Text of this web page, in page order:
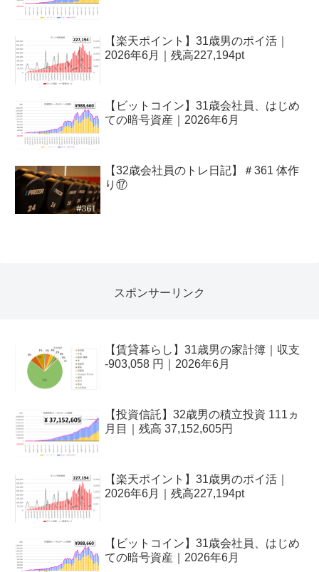
【楽天ポイント】31歳男のポイ活｜
2026年6月｜残高227,194pt
【ビットコイン】31歳会社員、はじめ
ての暗号資産｜2026年6月
【32歳会社員のトレ日記】＃361 体作
り⑰
スポンサーリンク
【賃貸暮らし】31歳男の家計簿｜収支
-903,058 円｜2026年6月
【投資信託】32歳男の積立投資 111ヵ
月目｜残高 37,152,605円
【楽天ポイント】31歳男のポイ活｜
2026年6月｜残高227,194pt
【ビットコイン】31歳会社員、はじめ
ての暗号資産｜2026年6月